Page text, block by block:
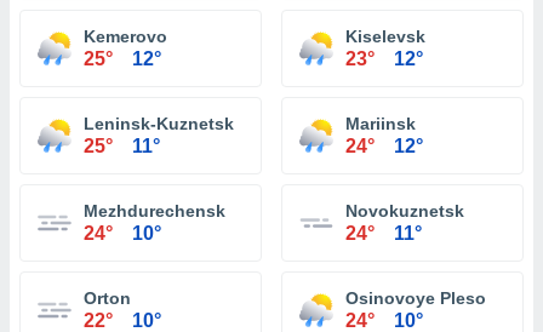
Kemerovo
25° 12°
Kiselevsk
23° 12°
Leninsk-Kuznetsk
25° 11°
Mariinsk
24° 12°
Mezhdurechensk
24° 10°
Novokuznetsk
24° 11°
Orton
22° 10°
Osinovoye Pleso
24° 10°